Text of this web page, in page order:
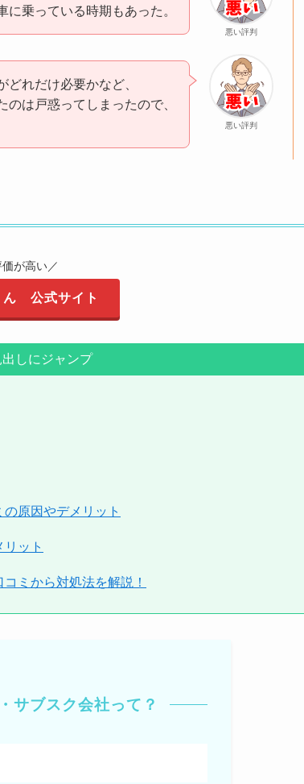
悪い評判
乗っている時期もあった。
悪い評判
どれだけ必要かなど、
は戸惑ってしまったので、
ます。
のニーズが変わっても、
ない点も気になりました。
長期間の契約では購入よりも
言わさせて頂くのであれば、
が高い／
ん 公式サイト
しにジャンプ
原因やデメリット
ット
ミから対処法を解説！
サブスク会社って？